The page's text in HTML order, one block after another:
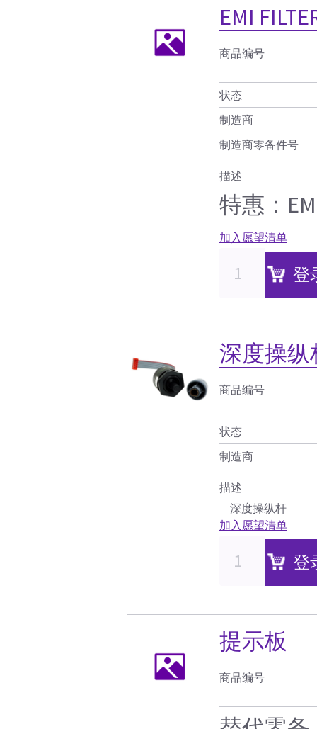
EMI
商品编号
状态
制造商
制造商零备件号
描述
特惠：
加入愿望清单
登
深度操纵
商品编号
状态
制造商
描述
深度操纵杆
加入愿望清单
登
提示板
商品编号